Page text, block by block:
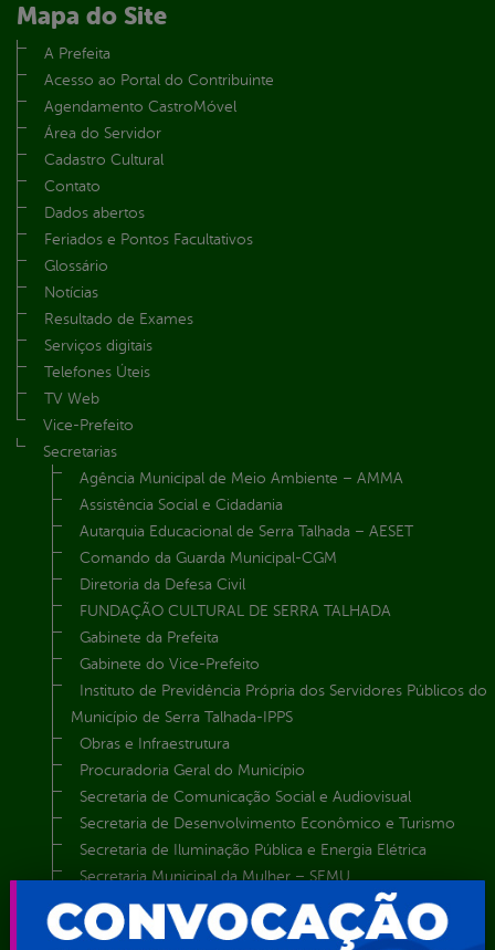
Mapa do Site
A Prefeita
Acesso ao Portal do Contribuinte
Agendamento CastroMóvel
Área do Servidor
Cadastro Cultural
Contato
Dados abertos
Feriados e Pontos Facultativos
Glossário
Notícias
Resultado de Exames
Serviços digitais
Telefones Úteis
TV Web
Vice-Prefeito
Secretarias
Agência Municipal de Meio Ambiente – AMMA
Assistência Social e Cidadania
Autarquia Educacional de Serra Talhada – AESET
Comando da Guarda Municipal-CGM
Diretoria da Defesa Civil
FUNDAÇÃO CULTURAL DE SERRA TALHADA
Gabinete da Prefeita
Gabinete do Vice-Prefeito
Instituto de Previdência Própria dos Servidores Públicos do
Município de Serra Talhada-IPPS
Obras e Infraestrutura
Procuradoria Geral do Município
Secretaria de Comunicação Social e Audiovisual
Secretaria de Desenvolvimento Econômico e Turismo
Secretaria de Iluminação Pública e Energia Elétrica
Secretaria Municipal da Mulher – SEMU
Secretaria Municipal de Administração – SAD
Secretaria Municipal de Agricultura e Recursos Hídricos –